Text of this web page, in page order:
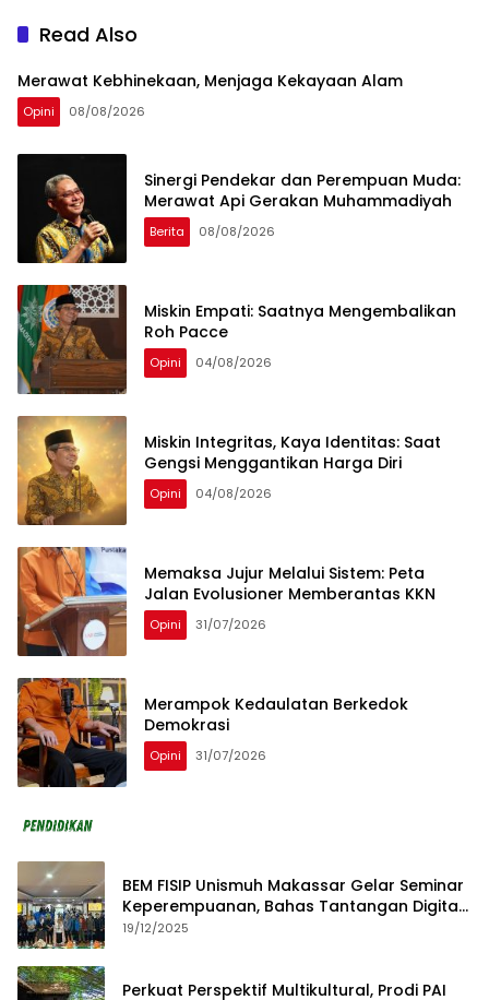
Read Also
Merawat Kebhinekaan, Menjaga Kekayaan Alam
Opini 08/08/2026
Sinergi Pendekar dan Perempuan Muda:
Merawat Api Gerakan Muhammadiyah
Berita 08/08/2026
Miskin Empati: Saatnya Mengembalikan
Roh Pacce
Opini 04/08/2026
Miskin Integritas, Kaya Identitas: Saat
Gengsi Menggantikan Harga Diri
Opini 04/08/2026
Memaksa Jujur Melalui Sistem: Peta
Jalan Evolusioner Memberantas KKN
Opini 31/07/2026
Merampok Kedaulatan Berkedok
Demokrasi
Opini 31/07/2026
BEM FISIP Unismuh Makassar Gelar Seminar
Keperempuanan, Bahas Tantangan Digital
dan Budaya Lokal
19/12/2025
Perkuat Perspektif Multikultural, Prodi PAI